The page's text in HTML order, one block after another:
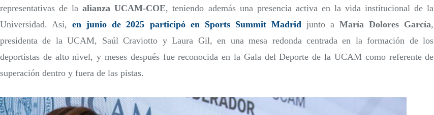
representativas de laalianza UCAM-COE, teniendo además una presencia activa en la vida institucional de la
Universidad. Así,en junio de 2025 participó en Sports Summit Madridjunto aMaría Dolores García,
presidenta de la UCAM, Saúl Craviotto y Laura Gil, en una mesa redonda centrada en la formación de los
deportistas de alto nivel, y meses después fue reconocida en la Gala del Deporte de la UCAM como referente de
superación dentro y fuera de las pistas.